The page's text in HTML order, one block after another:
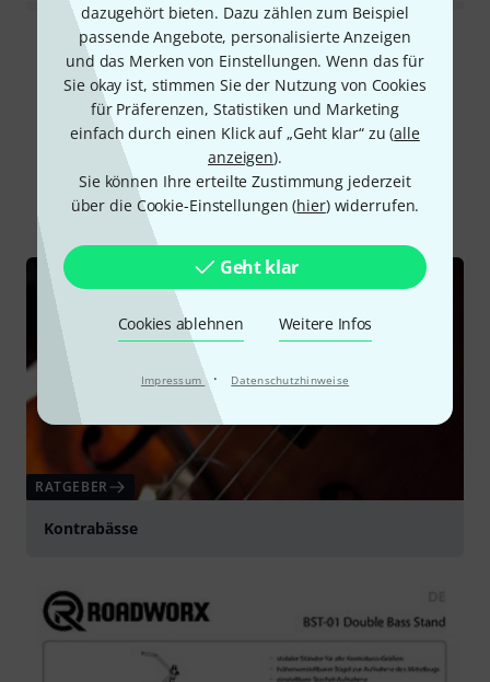
dazugehört bieten. Dazu zählen zum Beispiel
passende Angebote, personalisierte Anzeigen
und das Merken von Einstellungen. Wenn das für
Sie okay ist, stimmen Sie der Nutzung von Cookies
für Präferenzen, Statistiken und Marketing
einfach durch einen Klick auf „Geht klar“ zu (alle
anzeigen).
Sie können Ihre erteilte Zustimmung jederzeit
über die Cookie-Einstellungen (hier) widerrufen.
Geht klar
Cookies ablehnen Weitere Infos
Impressum · Datenschutzhinweise
Alle Bewertungen lesen
Schon gewusst?
Alle Ratgeber Downloads
RATGEBER
Kontrabässe